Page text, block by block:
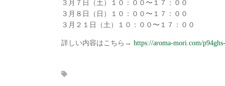
３月７日（土）１０：００〜１７：００
３月８日（日）１０：００〜１７：００
３月２１日（土）１０：００〜１７：００
詳しい内容はこちら→ https://aroma-mori.com/